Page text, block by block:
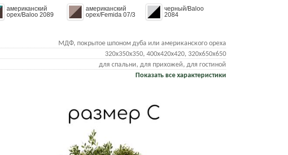
американский
орех/Baloo 2089
американский
орех/Femida 07/3
черный/Baloo
2084
МДФ, покрытое шпоном дуба или американского ореха
320х350х350, 400х420х420, 320х650х650
для спальни, для прихожей, для гостиной
Показать все характеристики